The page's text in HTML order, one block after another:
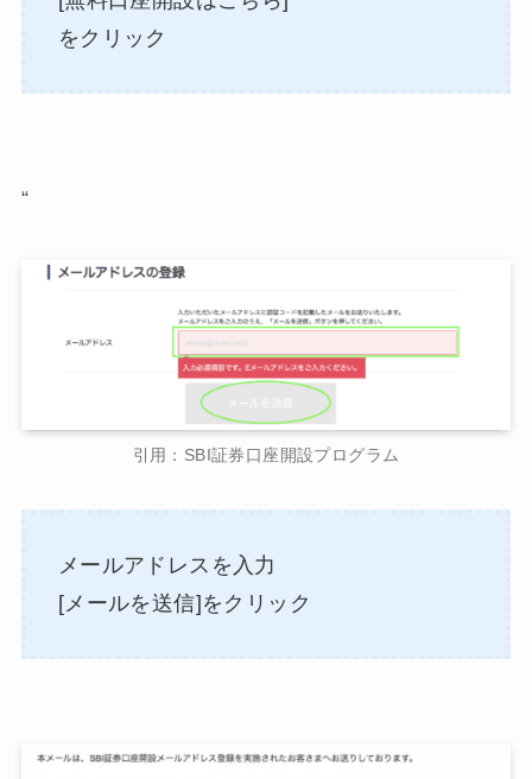
をクリック
“
引用：SBI証券口座開設プログラム
メールアドレスを入力
[メールを送信]をクリック